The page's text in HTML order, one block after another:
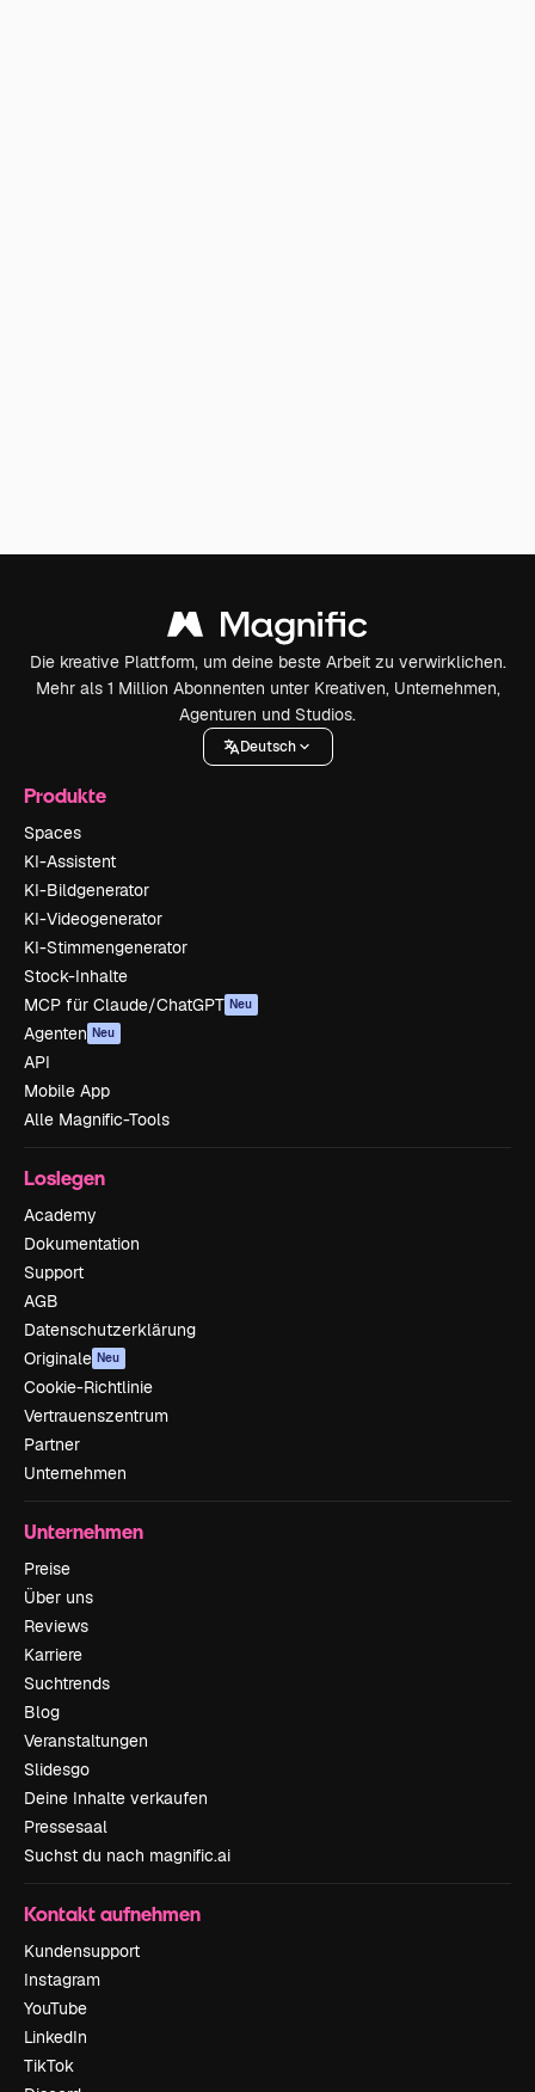
Die kreative Plattform, um deine beste Arbeit zu verwirklichen.
Mehr als 1 Million Abonnenten unter Kreativen, Unternehmen,
Agenturen und Studios.
Deutsch
Produkte
Spaces
KI-Assistent
KI-Bildgenerator
KI-Videogenerator
KI-Stimmengenerator
Stock-Inhalte
MCP für Claude/ChatGPT Neu
Agenten Neu
API
Mobile App
Alle Magnific-Tools
Loslegen
Academy
Dokumentation
Support
AGB
Datenschutzerklärung
Originale Neu
Cookie-Richtlinie
Vertrauenszentrum
Partner
Unternehmen
Unternehmen
Preise
Über uns
Reviews
Karriere
Suchtrends
Blog
Veranstaltungen
Slidesgo
Deine Inhalte verkaufen
Pressesaal
Suchst du nach magnific.ai
Kontakt aufnehmen
Kundensupport
Instagram
YouTube
LinkedIn
TikTok